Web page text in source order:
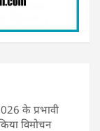
के प्रभावी
विमोचन